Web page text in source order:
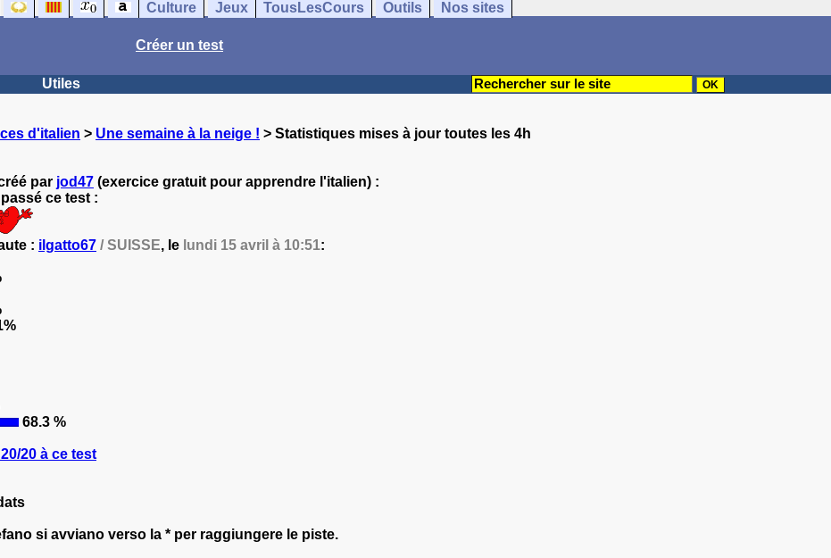
Culture Jeux TousLesCours Outils Nos sites
Créer un test
Utiles
d'italien > Une semaine à la neige ! > Statistiques mises à jour toutes les 4h
par jod47 (exercice gratuit pour apprendre l'italien) :
ce test :
: ilgatto67 / SUISSE, le lundi 15 avril à 10:51:
68.3 %
20 à ce test
si avviano verso la * per raggiungere le piste.